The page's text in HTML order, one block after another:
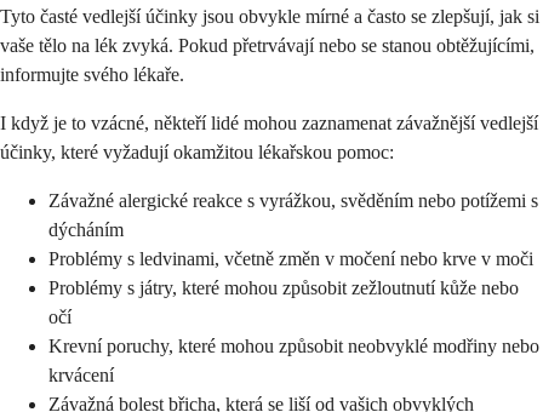
Tyto časté vedlejší účinky jsou obvykle mírné a často se zlepšují, jak si
vaše tělo na lék zvyká. Pokud přetrvávají nebo se stanou obtěžujícími,
informujte svého lékaře.
I když je to vzácné, někteří lidé mohou zaznamenat závažnější vedlejší
účinky, které vyžadují okamžitou lékařskou pomoc:
Závažné alergické reakce s vyrážkou, svěděním nebo potížemi s
dýcháním
Problémy s ledvinami, včetně změn v močení nebo krve v moči
Problémy s játry, které mohou způsobit zežloutnutí kůže nebo
očí
Krevní poruchy, které mohou způsobit neobvyklé modřiny nebo
krvácení
Závažná bolest břicha, která se liší od vašich obvyklých